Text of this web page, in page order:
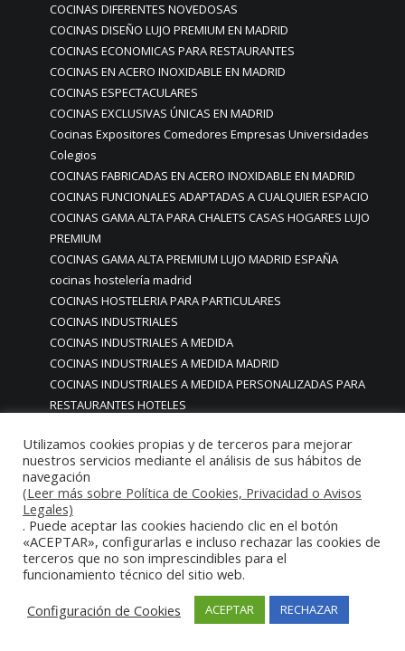
COCINAS DIFERENTES NOVEDOSAS
COCINAS DISEÑO LUJO PREMIUM EN MADRID
COCINAS ECONOMICAS PARA RESTAURANTES
COCINAS EN ACERO INOXIDABLE EN MADRID
COCINAS ESPECTACULARES
COCINAS EXCLUSIVAS ÚNICAS EN MADRID
Cocinas Expositores Comedores Empresas Universidades
Colegios
COCINAS FABRICADAS EN ACERO INOXIDABLE EN MADRID
COCINAS FUNCIONALES ADAPTADAS A CUALQUIER ESPACIO
COCINAS GAMA ALTA PARA CHALETS CASAS HOGARES LUJO
PREMIUM
COCINAS GAMA ALTA PREMIUM LUJO MADRID ESPAÑA
cocinas hostelería madrid
COCINAS HOSTELERIA PARA PARTICULARES
COCINAS INDUSTRIALES
COCINAS INDUSTRIALES A MEDIDA
COCINAS INDUSTRIALES A MEDIDA MADRID
COCINAS INDUSTRIALES A MEDIDA PERSONALIZADAS PARA
RESTAURANTES HOTELES
COCINAS INDUSTRIALES CON MOBILIARIO Y MAQUINARIA
PROFESIONAL A MEDIDA Y PERSONALIZADA
cocinas industriales con sistema monoblocks integrados
módulos cocinado
COCINAS INDUSTRIALES HOSTELERIA
COCINAS INDUSTRIALES INTEGRALES DE ACERO INOXIDABLE
EN MADRID
COCINAS INDUSTRIALES MADRID
Cocinas industriales modulares
Utilizamos cookies propias y de terceros para mejorar
nuestros servicios mediante el análisis de sus hábitos de
navegación
(Leer más sobre Política de Cookies, Privacidad o Avisos
Legales)
. Puede aceptar las cookies haciendo clic en el botón
«ACEPTAR», configurarlas e incluso rechazar las cookies de
terceros que no son imprescindibles para el
funcionamiento técnico del sitio web.
Configuración de Cookies
ACEPTAR RECHAZAR